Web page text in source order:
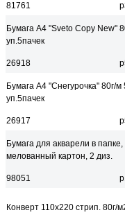
81761
Бумага А4 "Sveto Copy New"
уп.5пачек
26918
Бумага А4 "Снегурочка" 80г/
уп.5пачек
26917
Бумага для акварели в
мелованный картон, 2 диз.
98051
Конверт 110х220 стрип. 80г/